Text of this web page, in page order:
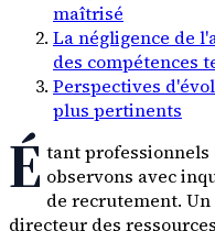
maîtrisé
La négligence de
des compétences
Perspectives
plus pertinents
É tant professionnels
observons avec
de recrutement.
directeur des